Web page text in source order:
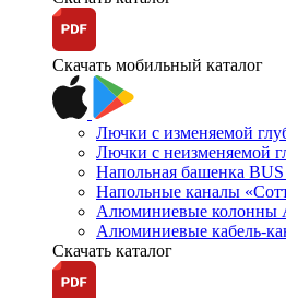
Скачать мобильный каталог
Лючки с изменяемой
Лючки с неизменяемой
Напольная башенка
Напольные каналы
Алюминиевые колонны
Алюминиевые кабель-
Скачать каталог